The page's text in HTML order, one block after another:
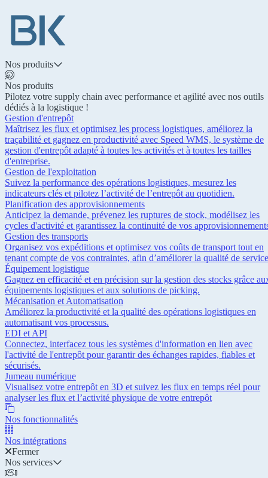
Nos produits
Nos produits
Pilotez votre supply chain avec performance et agilité avec nos outils
dédiés à la logistique !
Gestion d'entrepôt
Maîtrisez les flux et optimisez les process logistiques, améliorez la
traçabilité et gagnez en productivité avec Speed WMS, le système de
gestion d'entrepôt adapté à toutes les activités et à toutes les tailles
d'entreprise.
Gestion de l'exploitation
Suivez la performance des opérations logistiques, mesurez les
indicateurs clés et pilotez l’activité de l’entrepôt au quotidien.
Planification des approvisionnements
Anticipez la demande, prévenez les ruptures de stock, modélisez les
cycles d'activité et garantissez la continuité de vos
Gestion des transports
Organisez vos expéditions et optimisez vos coûts de transport tout en
tenant compte de vos contraintes, afin d’améliorer la qualité de
Équipement logistique
Gagnez en efficacité et en précision sur la gestion des stocks grâce
équipements logistiques et aux solutions de picking.
Mécanisation et Automatisation
Améliorez la productivité et la qualité des opérations logistiques en
automatisant vos processus.
EDI et API
Connectez, interfacez tous les systèmes d'information en lien avec
l'activité de l'entrepôt pour garantir des échanges rapides, fiables et
sécurisés.
Jumeau numérique
Visualisez votre entrepôt en 3D et suivez les flux en temps réel pour
analyser les flux et l’activité physique de votre entrepôt
Nos fonctionnalités
Nos intégrations
Fermer
Nos services